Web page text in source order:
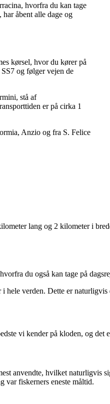
hvorfra du kan tage
åbent alle dage og
kørsel, hvor du kører på
og følger vejen de
stå af
er på cirka 1
Anzio og fra S. Felice
lang og 2 kilometer i
du også kan tage på
hele verden. Dette er
vi kender på kloden, og det
anvendte, hvilket naturligvis
var fiskerners eneste måltid.